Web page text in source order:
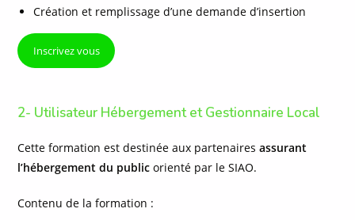
Création et remplissage d’une demande d’insertion
Inscrivez vous
2- Utilisateur Hébergement et Gestionnaire Local
Cette formation est destinée aux partenairesassurant
l’hébergement du public orienté par le SIAO.
Contenu de la formation :